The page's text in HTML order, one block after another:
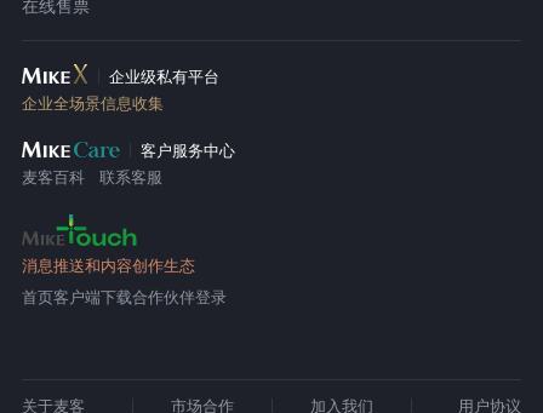
在线售票
企业级私有平台
企业全场景信息收集
客户服务中心
麦客百科
联系客服
消息推送和内容创作生态
首页客户端下载合作伙伴登录
关于麦客 市场合作 加入我们 用户协议